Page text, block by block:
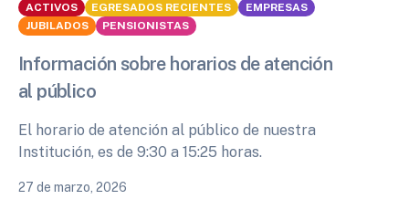
ACTIVOS EGRESADOS RECIENTES
EMPRESAS
JUBILADOS
PENSIONISTAS
Información sobre horarios de atención
al público
El horario de atención al público de nuestra
Institución, es de 9:30 a 15:25 horas.
27 de marzo, 2026